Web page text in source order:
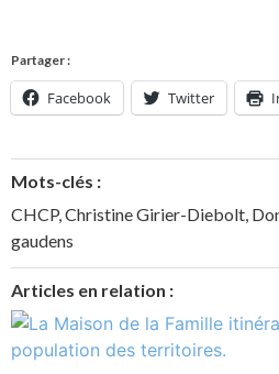
Partager :
Facebook Twitter
Mots-clés :
CHCP,Christine Girier-Diebolt,
gaudens
Articles en relation :